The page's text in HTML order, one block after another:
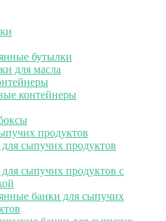
бутылки
для масла
контейнеры
продуктов
сыпучих продуктов
сыпучих продуктов с
банки для сыпучих